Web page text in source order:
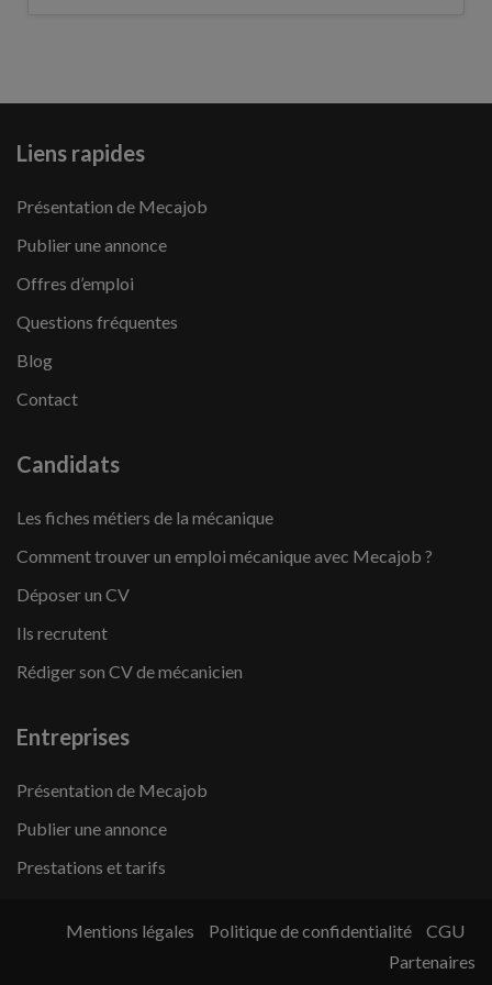
Liens rapides
Présentation de Mecajob
Publier une annonce
Offres d’emploi
Questions fréquentes
Blog
Contact
Candidats
Les fiches métiers de la mécanique
Comment trouver un emploi mécanique avec Mecajob ?
Déposer un CV
Ils recrutent
Rédiger son CV de mécanicien
Entreprises
Présentation de Mecajob
Publier une annonce
Prestations et tarifs
Mentions légales Politique de confidentialité
CGU
Partenaires